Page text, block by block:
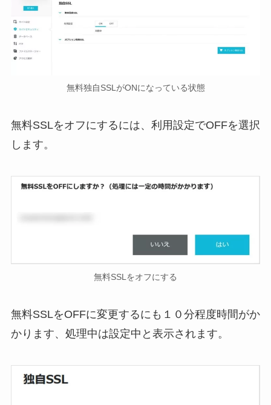
無料独自SSLがONになっている状態
無料SSLをオフにするには、利用設定でOFFを選択
します。
無料SSLをオフにする
無料SSLをOFFに変更するにも１０分程度時間がか
かります、処理中は設定中と表示されます。